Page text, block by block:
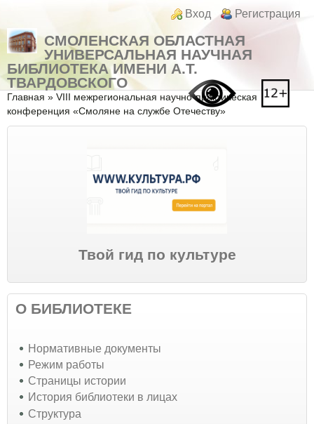
Перейти к основному содержанию
Login links
Вход Регистрация
СМОЛЕНСКАЯ ОБЛАСТНАЯ
УНИВЕРСАЛЬНАЯ НАУЧНАЯ
БИБЛИОТЕКА ИМЕНИ А.Т.
ТВАРДОВСКОГО
Вы здесь
Главная » VIII межрегиональная научно-практическая
конференция «Смоляне на службе Отечеству»
Твой гид по культуре
О БИБЛИОТЕКЕ
Нормативные документы
Режим работы
Страницы истории
История библиотеки в лицах
Структура